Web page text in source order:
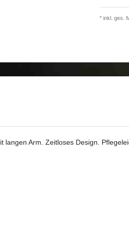
* inkl. ges.
langen Arm. Zeitloses Design.